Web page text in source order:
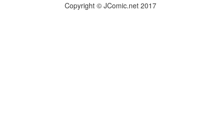
Copyright © JComic.net 2017